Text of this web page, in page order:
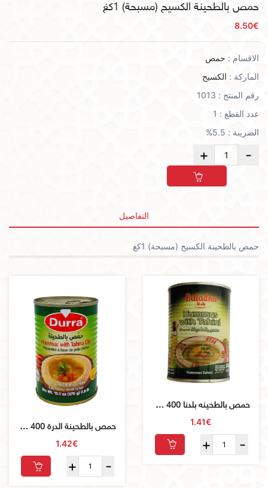
حمص بالطحينة الكسيح (مسبحة) 1كغ
8.50€
الاقسام : حمص
الماركة : الكسيح
رقم المنتج : 1013
عدد القطع : 1
الضريبة : 5.5%
التفاصيل
حمص بالطحينة الكسيح (مسبحة) 1كغ
حمص بالطحينه بلدنا 400 جرام
1.41€
حمص بالطحينة الدرة 400 غرام
1.42€